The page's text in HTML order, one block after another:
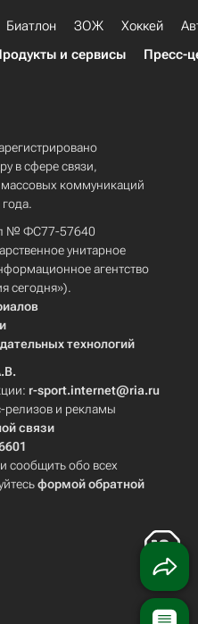
Биатлон ЗОЖ Хоккей
и сервисы Пресс-
в сфере связи,
коммуникаций
№ ФС77-57640
унитарное
агентство
сегодня»).
технологий
r-sport.internet@ria.ru
и рекламы
связи
сообщить обо всех
формой обратной